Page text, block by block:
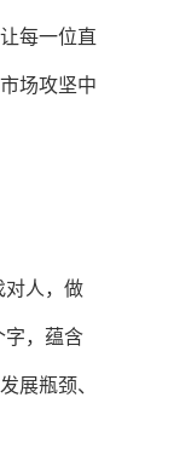
每一位直
场攻坚中
对人，做
字，蕴含
展瓶颈、